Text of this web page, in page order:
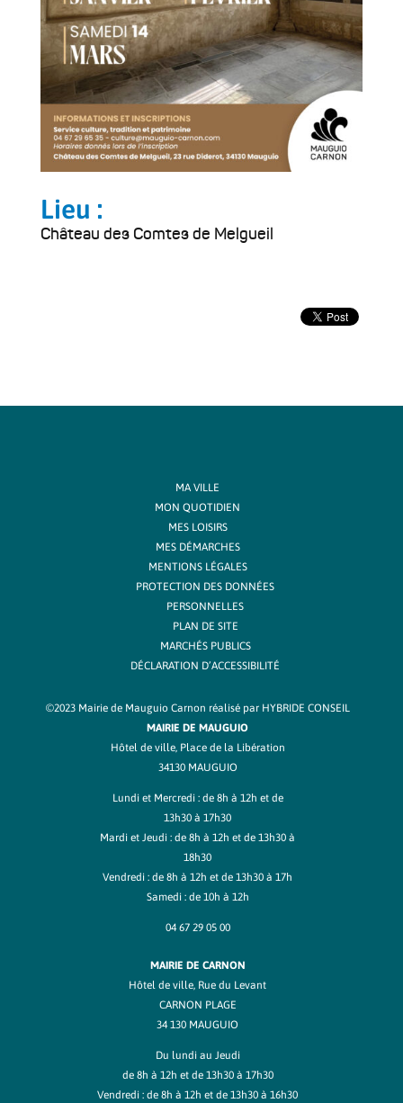
Lieu :
Château des Comtes de Melgueil
MA VILLE
MON QUOTIDIEN
MES LOISIRS
MES DÉMARCHES
MENTIONS LÉGALES
PROTECTION DES DONNÉES
PERSONNELLES
PLAN DE SITE
MARCHÉS PUBLICS
DÉCLARATION D’ACCESSIBILITÉ
©2023 Mairie de Mauguio Carnon réalisé par HYBRIDE CONSEIL
MAIRIE DE MAUGUIO
Hôtel de ville, Place de la Libération
34130 MAUGUIO
Lundi et Mercredi : de 8h à 12h et de
13h30 à 17h30
Mardi et Jeudi : de 8h à 12h et de 13h30 à
18h30
Vendredi : de 8h à 12h et de 13h30 à 17h
Samedi : de 10h à 12h
04 67 29 05 00
MAIRIE DE CARNON
Hôtel de ville, Rue du Levant
CARNON PLAGE
34 130 MAUGUIO
Du lundi au Jeudi
de 8h à 12h et de 13h30 à 17h30
Vendredi : de 8h à 12h et de 13h30 à 16h30